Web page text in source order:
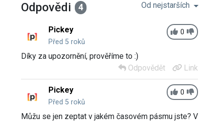
Odpovědi 4 Od nejstarších
0
Pickey
Před 5 roků
Díky za upozornění, prověříme to :)
Odpovědět
Link
0
Pickey
Před 5 roků
Můžu se jen zeptat v jakém časovém pásmu jste? V